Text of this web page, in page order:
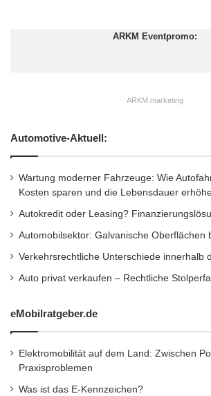
pro Woche den Ölstand zu
Konstruktionen mit Hunderten
Schmierung und schützt den
allen Betriebsbedingungen vor
Korrosion sowie Schlammbildung
Ablagerungen. Nimmt die
im gesamten Motor verteilen und
erhöhen.
Reserve im Kofferraum
ARKM Eventpromo:
ARKM.marketing
Automotive-Aktuell:
Wartung moderner Fahrzeuge: Wie
Kosten sparen und die Lebensdauer
Autokredit oder Leasing?
Automobilsektor: Galvanische Oberflächen
Verkehrsrechtliche Unterschiede innerhalb
Auto privat verkaufen – Rechtliche
eMobilratgeber.de
Elektromobilität auf dem Land: Zwischen
Praxisproblemen
Was ist das E-Kennzeichen?